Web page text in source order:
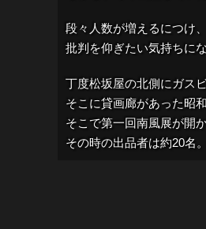
段々人数が増えるにつけ
批判を仰ぎたい気持ちに
丁度松坂屋の北側にガス
そこに貸画廊があった昭和
そこで第一回南風展が開
その時の出品者は約20名